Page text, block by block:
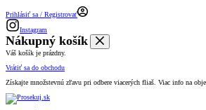
Prihlásiť sa / Registrovať
Instagram
Nákupný košík
Váš košík je prázdny.
Vrátiť sa do obchodu
Získajte množstevnú zľavu pri odbere viacerých fliaš. Viac info na